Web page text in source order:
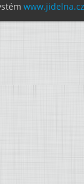
www.jidelna.cz